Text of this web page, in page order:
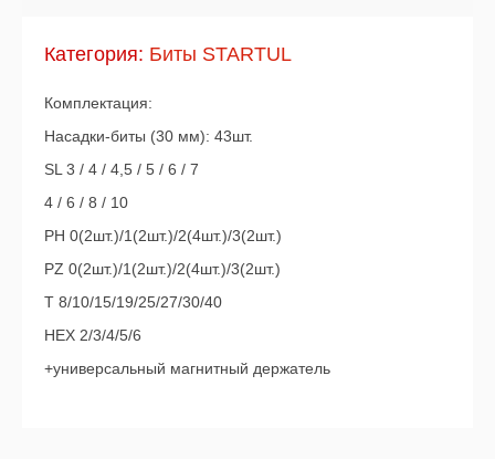
Категория: Биты STARTUL
Комплектация:
Насадки-биты (30 мм): 43шт.
SL 3 / 4 / 4,5 / 5 / 6 / 7
4 / 6 / 8 / 10
PH 0(2шт.)/1(2шт.)/2(4шт.)/3(2шт.)
PZ 0(2шт.)/1(2шт.)/2(4шт.)/3(2шт.)
T 8/10/15/19/25/27/30/40
HEX 2/3/4/5/6
+универсальный магнитный держатель